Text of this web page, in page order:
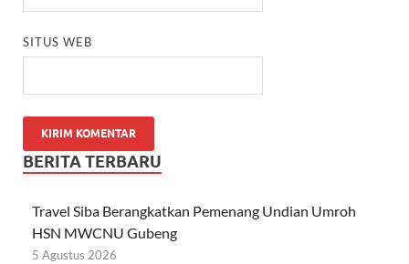
SITUS WEB
BERITA TERBARU
Travel Siba Berangkatkan Pemenang Undian Umroh
HSN MWCNU Gubeng
5 Agustus 2026